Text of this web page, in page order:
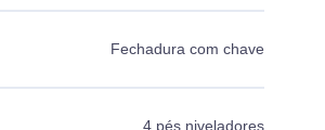
Fechadura com chave
4 pés niveladores